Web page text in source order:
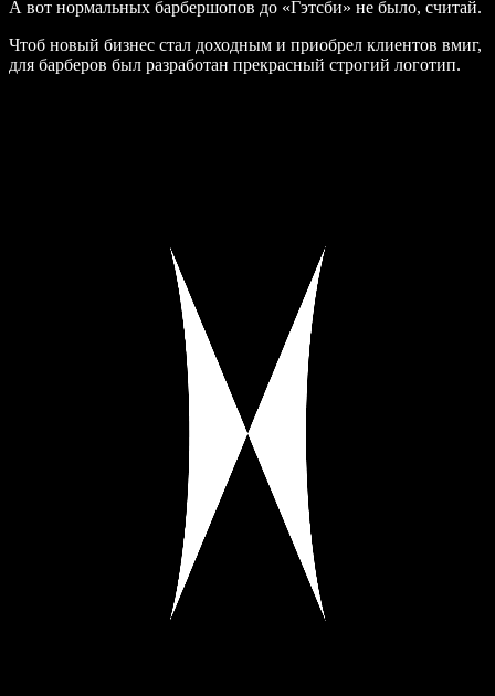
А вот нормальных барбершопов до «Гэтсби» не было, считай.
Чтоб новый бизнес стал доходным и приобрел клиентов вмиг,
для барберов был разработан прекрасный строгий логотип.